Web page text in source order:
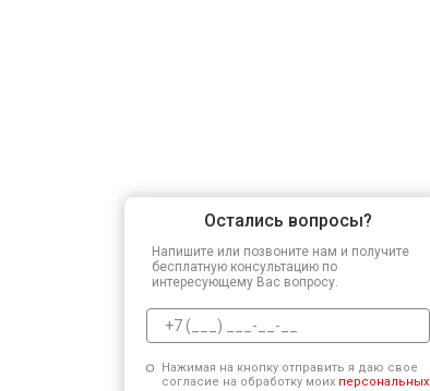
Остались вопросы?
Напишите или позвоните нам и получите
бесплатную консультацию по
интересующему Вас вопросу.
Нажимая на кнопку отправить я даю свое
согласие на обработку моих персональных